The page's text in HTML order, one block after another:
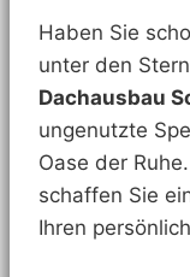
Haben Sie
unter den
Dachausbau
ungenutzte
Oase der
schaffen Sie
Ihren